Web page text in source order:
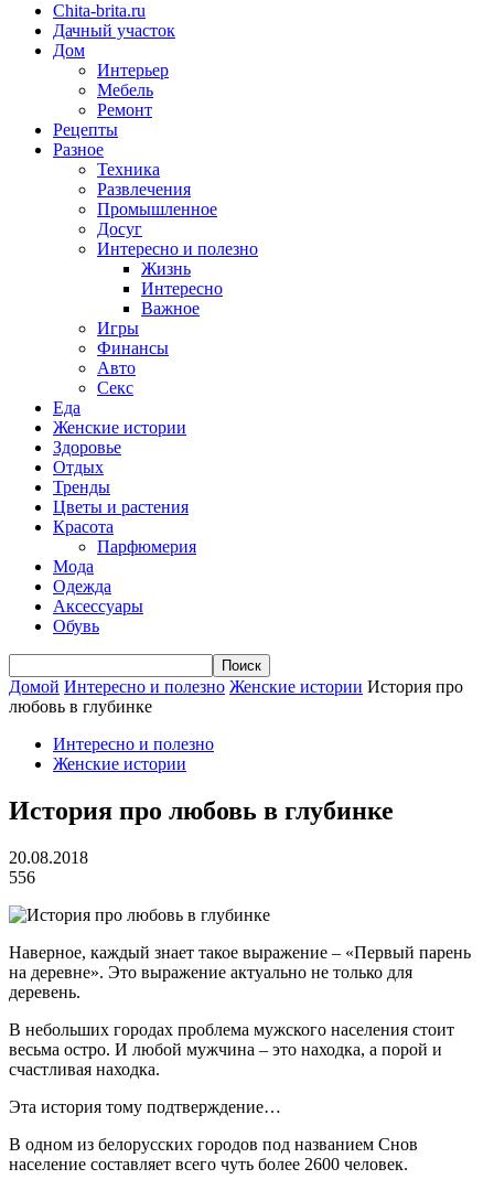
Chita-brita.ru
Дачный участок
Дом
Интерьер
Мебель
Ремонт
Рецепты
Разное
Техника
Развлечения
Промышленное
Досуг
Интересно и полезно
Жизнь
Интересно
Важное
Игры
Финансы
Авто
Секс
Еда
Женские истории
Здоровье
Отдых
Тренды
Цветы и растения
Красота
Парфюмерия
Мода
Одежда
Аксессуары
Обувь
Домой Интересно и полезно Женские истории История про
любовь в глубинке
Интересно и полезно
Женские истории
История про любовь в глубинке
20.08.2018
556
Наверное, каждый знает такое выражение – «Первый парень
на деревне». Это выражение актуально не только для
деревень.
В небольших городах проблема мужского населения стоит
весьма остро. И любой мужчина – это находка, а порой и
счастливая находка.
Эта история тому подтверждение…
В одном из белорусских городов под названием Снов
население составляет всего чуть более 2600 человек.